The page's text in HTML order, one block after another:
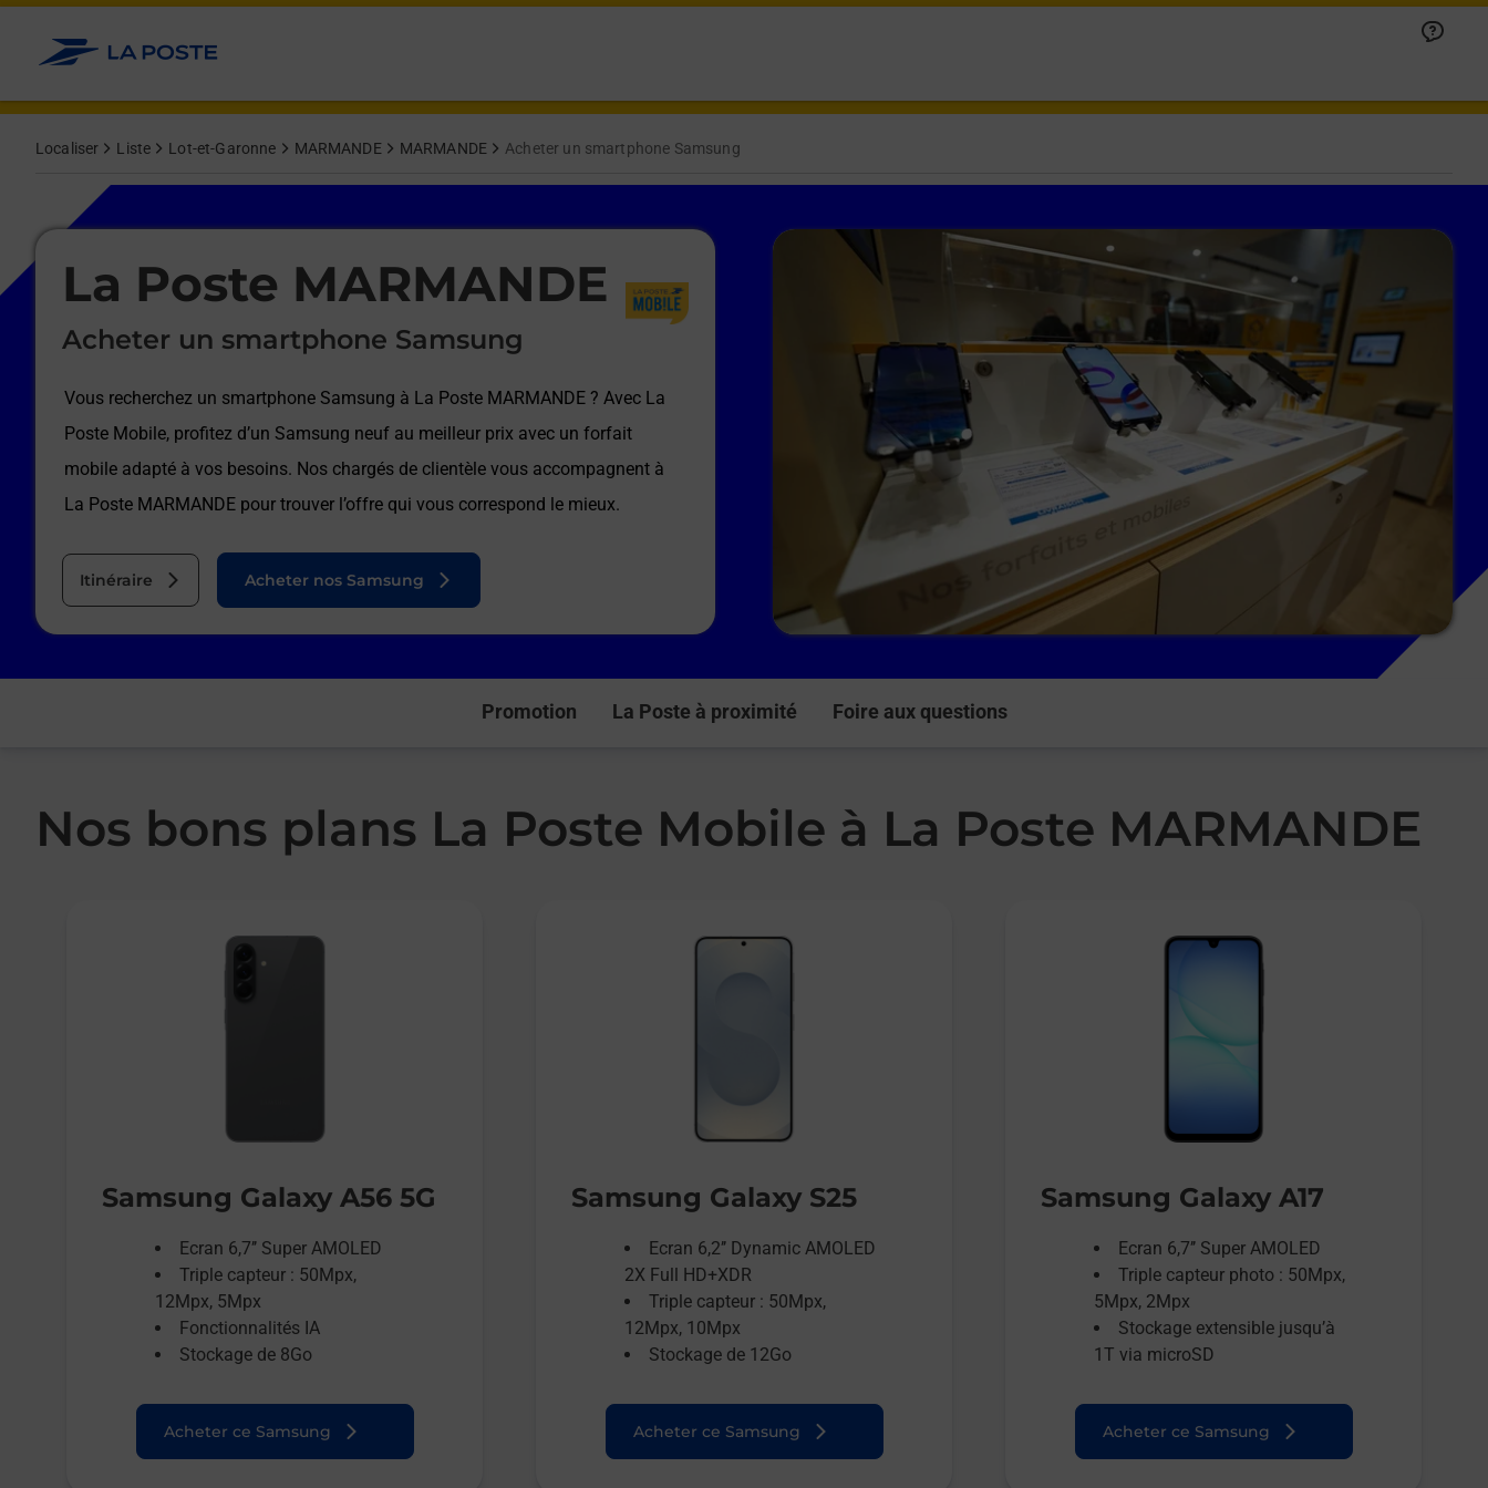
Allez au contenu
Localiser Liste Lot-et-Garonne MARMANDE MARMANDE Acheter un smartphone Samsung
La Poste MARMANDE
Acheter un smartphone Samsung
Vous recherchez un smartphone Samsung à La Poste MARMANDE ? Avec La
Poste Mobile, profitez d’un Samsung neuf au meilleur prix avec un forfait
mobile adapté à vos besoins. Nos chargés de clientèle vous accompagnent à
La Poste MARMANDE pour trouver l’offre qui vous correspond le mieux.
Itinéraire
Le lien s'ouvre dans un nouvel onglet
Acheter nos Samsung
Promotion La Poste à proximité Foire aux questions
Nos bons plans La Poste Mobile à La Poste MARMANDE
Samsung Galaxy A56 5G
Ecran 6,7’’ Super AMOLED
Triple capteur : 50Mpx,
12Mpx, 5Mpx
Fonctionnalités IA
Stockage de 8Go
Acheter ce Samsung
Samsung Galaxy S25
Ecran 6,2’’ Dynamic AMOLED
2X Full HD+XDR
Triple capteur : 50Mpx,
12Mpx, 10Mpx
Stockage de 12Go
Acheter ce Samsung
Samsung Galaxy A17
Ecran 6,7’’ Super AMOLED
Triple capteur photo : 50Mpx,
5Mpx, 2Mpx
Stockage extensible jusqu’à
1T via microSD
Acheter ce Samsung
Le lien s'ouvre dans un nouvel onglet
Afficher ou masquer la réponse
Afficher ou masquer la réponse
Afficher ou masquer la réponse
Afficher ou masquer la réponse
Afficher ou masquer la réponse
Afficher ou masquer la réponse